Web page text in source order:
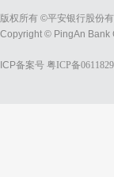
版权所有 ©平安银行股份
Copyright © PingAn Bank
ICP备案号 粤ICP备